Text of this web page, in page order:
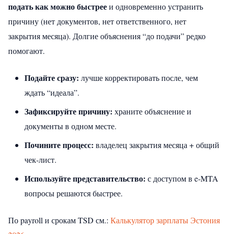
подать как можно быстрееи одновременно устранить
причину (нет документов, нет ответственного, нет
закрытия месяца). Долгие объяснения “до подачи” редко
помогают.
Подайте сразу: лучше корректировать после, чем
ждать “идеала”.
Зафиксируйте причину: храните объяснение и
документы в одном месте.
Почините процесс: владелец закрытия месяца + общий
чек‑лист.
Используйте представительство: с доступом в e‑MTA
вопросы решаются быстрее.
По payroll и срокам TSD см.: Калькулятор зарплаты Эстония